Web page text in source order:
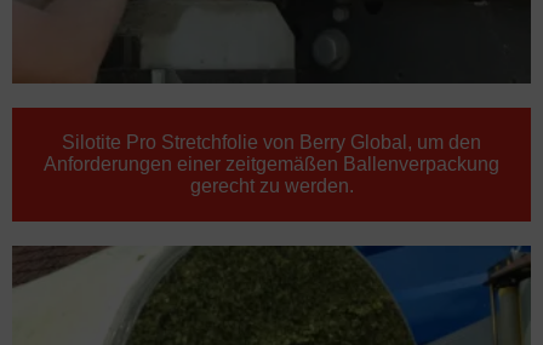
Silotite Pro Stretchfolie von Berry Global, um den
Anforderungen einer zeitgemäßen Ballenverpackung
gerecht zu werden.